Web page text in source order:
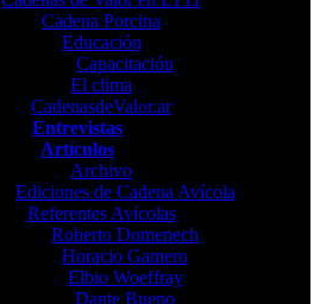
Cadena Porcina
Educación
Capacitación
El clima
CadenasdeValor.ar
Entrevistas
Artículos
Archivo
Ediciones de Cadena Avícola
Referentes Avícolas
Roberto Domenech
Horacio Gamero
Elbio Woeffray
Dante Bueno